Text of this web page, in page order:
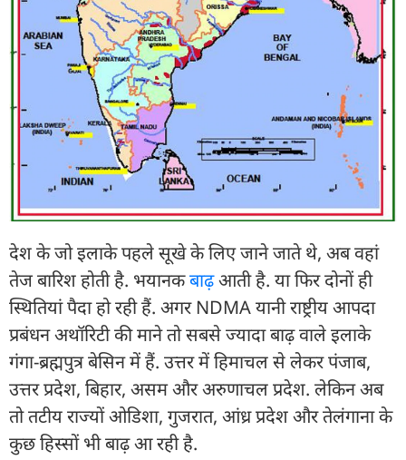
देश के जो इलाके पहले सूखे के लिए जाने जाते थे, अब वहां
तेज बारिश होती है. भयानकबाढ़आती है. या फिर दोनों ही
स्थितियां पैदा हो रही हैं. अगर NDMA यानी राष्ट्रीय आपदा
प्रबंधन अथॉरिटी की माने तो सबसे ज्यादा बाढ़ वाले इलाके
गंगा-ब्रह्मपुत्र बेसिन में हैं. उत्तर में हिमाचल से लेकर पंजाब,
उत्तर प्रदेश, बिहार, असम और अरुणाचल प्रदेश. लेकिन अब
तो तटीय राज्यों ओडिशा, गुजरात, आंध्र प्रदेश और तेलंगाना के
कुछ हिस्सों भी बाढ़ आ रही है.